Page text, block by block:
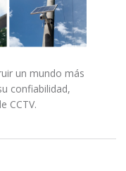
un mundo más
confiabilidad,
CCTV.